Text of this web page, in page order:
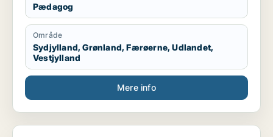
Pædagog
Område
Sydjylland, Grønland, Færøerne, Udlandet,
Vestjylland
Mere info